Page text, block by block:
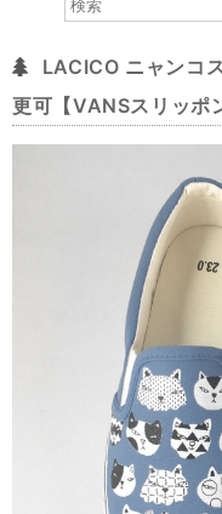
LACICO ニャンコ
更可【VANSスリッポ